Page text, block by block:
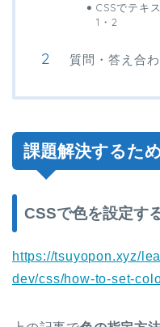
CSSでテキ
1・2
質問・答え合
課題解決するた
CSSで色を設定す
https://tsuyopon.xyz/
dev/css/how-to-set-